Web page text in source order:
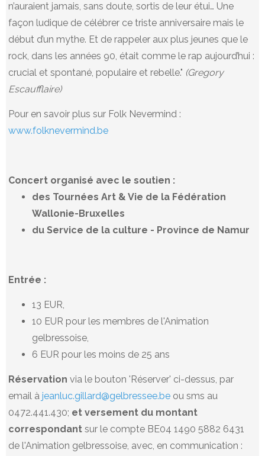
n’auraient jamais, sans doute, sortis de leur étui… Une
façon ludique de célébrer ce triste anniversaire mais le
début d’un mythe. Et de rappeler aux plus jeunes que le
rock, dans les années 90, était comme le rap aujourd’hui :
crucial et spontané, populaire et rebelle." (Gregory
Escaufflaire)
Pour en savoir plus sur Folk Nevermind :
www.folknevermind.be
Concert organisé avec le soutien :
des Tournées Art & Vie de la Fédération
Wallonie-Bruxelles
du Service de la culture - Province de Namur
Entrée :
13 EUR,
10 EUR pour les membres de l'Animation
gelbressoise,
6 EUR pour les moins de 25 ans
Réservationvia le bouton 'Réserver' ci-dessus, par
email àjeanluc.gillard@gelbressee.be ou sms au
0472.441.430; et versement du montant
correspondant sur le compte BE04 1490 5882 6431
de l'Animation gelbressoise, avec, en communication :